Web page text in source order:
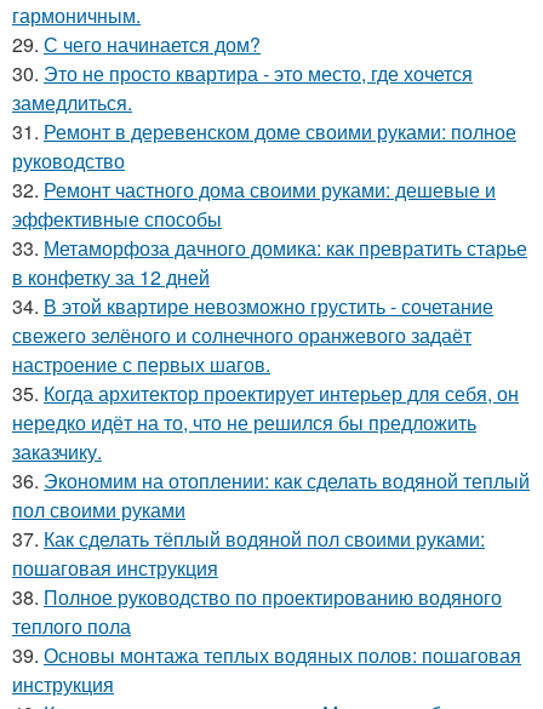
гармоничным.
29. С чего начинается дом?
30. Это не просто квартира - это место, где хочется
замедлиться.
31. Ремонт в деревенском доме своими руками: полное
руководство
32. Ремонт частного дома своими руками: дешевые и
эффективные способы
33. Метаморфоза дачного домика: как превратить старье
в конфетку за 12 дней
34. В этой квартире невозможно грустить - сочетание
свежего зелёного и солнечного оранжевого задаёт
настроение с первых шагов.
35. Когда архитектор проектирует интерьер для себя, он
нередко идёт на то, что не решился бы предложить
заказчику.
36. Экономим на отоплении: как сделать водяной теплый
пол своими руками
37. Как сделать тёплый водяной пол своими руками:
пошаговая инструкция
38. Полное руководство по проектированию водяного
теплого пола
39. Основы монтажа теплых водяных полов: пошаговая
инструкция